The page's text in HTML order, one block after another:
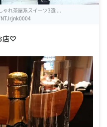
ゃれ茶屋系スイーツ3選 ...
店♡